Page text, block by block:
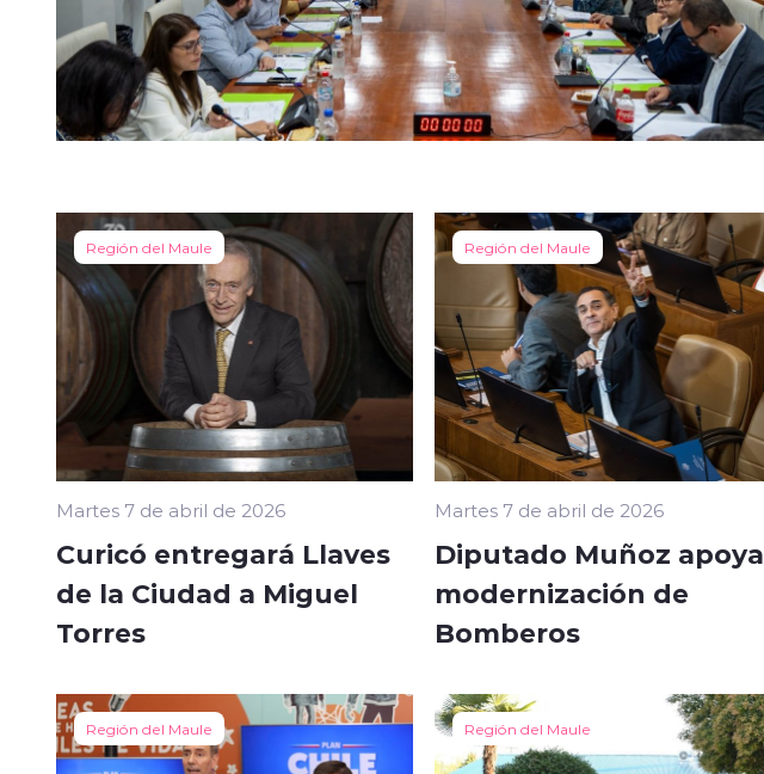
Región del Maule
Martes 7 de abril de 2026
Curicó entregará Llaves
de la Ciudad a Miguel
Torres
Región del Maule
Martes 7 de abril de 2026
Diputado Muñoz apoya
modernización de
Bomberos
Región del Maule Región del Maule